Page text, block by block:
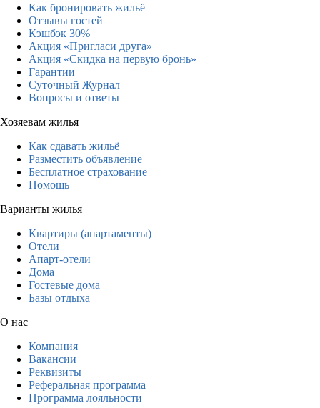
Как бронировать жильё
Отзывы гостей
Кэшбэк 30%
Акция «Пригласи друга»
Акция «Скидка на первую бронь»
Гарантии
Суточный Журнал
Вопросы и ответы
Хозяевам жилья
Как сдавать жильё
Разместить объявление
Бесплатное страхование
Помощь
Варианты жилья
Квартиры (апартаменты)
Отели
Апарт-отели
Дома
Гостевые дома
Базы отдыха
О нас
Компания
Вакансии
Реквизиты
Реферальная программа
Программа лояльности